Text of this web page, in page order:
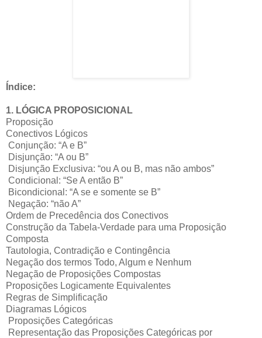
Índice:
1. LÓGICA PROPOSICIONAL
Proposição
Conectivos Lógicos
Conjunção: “A e B”
Disjunção: “A ou B”
Disjunção Exclusiva: “ou A ou B, mas não ambos”
Condicional: “Se A então B”
Bicondicional: “A se e somente se B”
Negação: “não A”
Ordem de Precedência dos Conectivos
Construção da Tabela-Verdade para uma Proposição
Composta
Tautologia, Contradição e Contingência
Negação dos termos Todo, Algum e Nenhum
Negação de Proposições Compostas
Proposições Logicamente Equivalentes
Regras de Simplificação
Diagramas Lógicos
Proposições Categóricas
Representação das Proposições Categóricas por